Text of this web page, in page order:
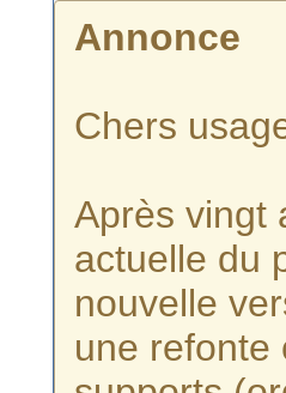
Annonce
Chers
Après vingt
actuelle du
nouvelle
une refonte